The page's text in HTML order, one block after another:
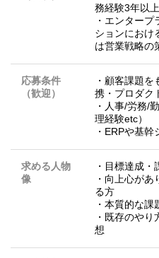
務経験3年以上
・エンター
ションにおけ
は営業戦略の
応募条件
（歓迎）
・顧客課題
携・プロダク
・人事/労務/
理経験etc）
・ERPや基
求める人物
像
・目標達成
・向上心が
る方
・本質的な
・既存のや
想